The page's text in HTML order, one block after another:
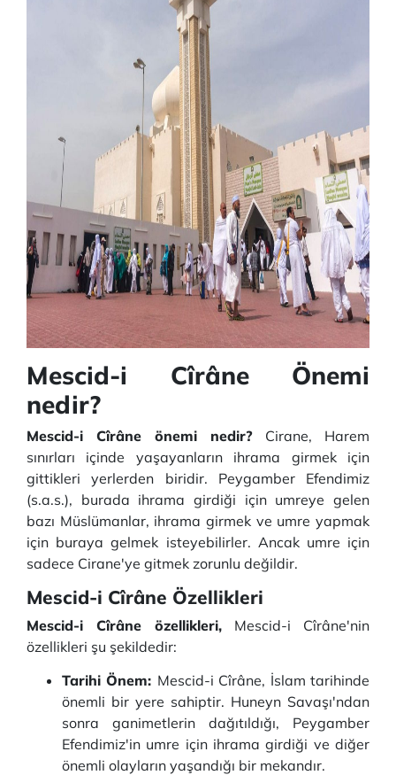
Mescid-i Cîrâne Önemi
nedir?
Mescid-i Cîrâne önemi nedir? Cirane, Harem
sınırları içinde yaşayanların ihrama girmek için
gittikleri yerlerden biridir. Peygamber Efendimiz
(s.a.s.), burada ihrama girdiği için umreye gelen
bazı Müslümanlar, ihrama girmek ve umre yapmak
için buraya gelmek isteyebilirler. Ancak umre için
sadece Cirane'ye gitmek zorunlu değildir.
Mescid-i Cîrâne Özellikleri
Mescid-i Cîrâne özellikleri, Mescid-i Cîrâne'nin
özellikleri şu şekildedir:
Tarihi Önem: Mescid-i Cîrâne, İslam tarihinde
önemli bir yere sahiptir. Huneyn Savaşı'ndan
sonra ganimetlerin dağıtıldığı, Peygamber
Efendimiz'in umre için ihrama girdiği ve diğer
önemli olayların yaşandığı bir mekandır.